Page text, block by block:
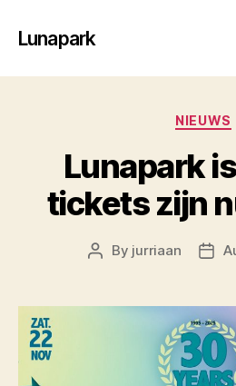
Lunapark
NIEUWS
Lunapark
tickets zijn
Post
By jurriaan
Post